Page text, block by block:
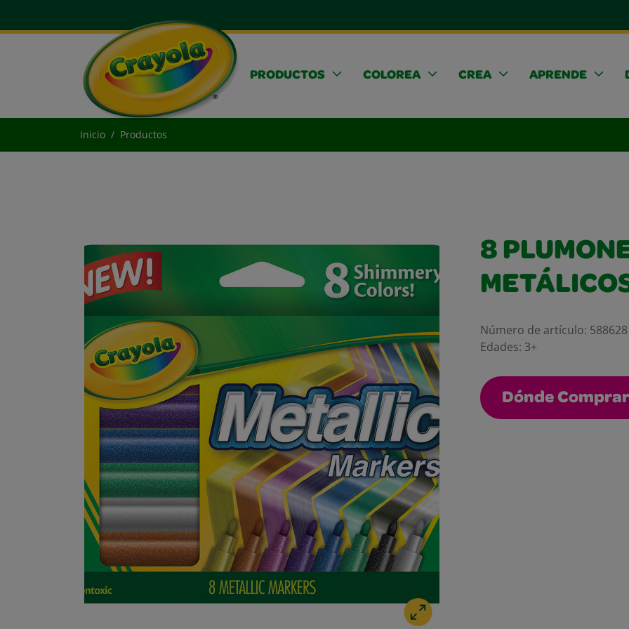
PRODUCTOS COLOREA CREA APRENDE
Inicio Productos
8
Número de artículo: 588628
Edades: 3+
Dónde Comprar